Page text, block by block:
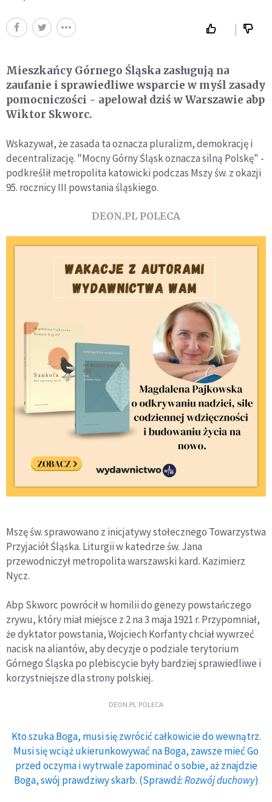
Mieszkańcy Górnego Śląska zasługują na
zaufanie i sprawiedliwe wsparcie w myśl zasady
pomocniczości - apelował dziś w Warszawie abp
Wiktor Skworc.
Wskazywał, że zasada ta oznacza pluralizm, demokrację i
decentralizację. "Mocny Górny Śląsk oznacza silną Polskę" -
podkreślił metropolita katowicki podczas Mszy św. z okazji
95. rocznicy III powstania śląskiego.
DEON.PL POLECA
Mszę św. sprawowano z inicjatywy stołecznego Towarzystwa
Przyjaciół Śląska. Liturgii w katedrze św. Jana
przewodniczył metropolita warszawski kard. Kazimierz
Nycz.
Abp Skworc powrócił w homilii do genezy powstańczego
zrywu, który miał miejsce z 2 na 3 maja 1921 r. Przypomniał,
że dyktator powstania, Wojciech Korfanty chciał wywrzeć
nacisk na aliantów, aby decyzje o podziale terytorium
Górnego Śląska po plebiscycie były bardziej sprawiedliwe i
korzystniejsze dla strony polskiej.
DEON.PL POLECA
Kto szuka Boga, musi się zwrócić całkowicie do wewnątrz.
Musi się wciąż ukierunkowywać na Boga, zawsze mieć Go
przed oczyma i wytrwale zapominać o sobie, aż znajdzie
Boga, swój prawdziwy skarb. (Sprawdź:Rozwój duchowy)